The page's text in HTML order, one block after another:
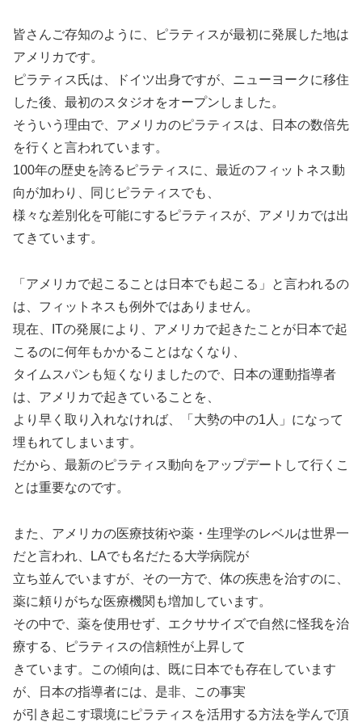
皆さんご存知のように、ピラティスが最初に発展した地は
アメリカです。
ピラティス氏は、ドイツ出身ですが、ニューヨークに移住
した後、最初のスタジオをオープンしました。
そういう理由で、アメリカのピラティスは、日本の数倍先
を行くと言われています。
100年の歴史を誇るピラティスに、最近のフィットネス動
向が加わり、同じピラティスでも、
様々な差別化を可能にするピラティスが、アメリカでは出
てきています。
「アメリカで起こることは日本でも起こる」と言われるの
は、フィットネスも例外ではありません。
現在、ITの発展により、アメリカで起きたことが日本で起
こるのに何年もかかることはなくなり、
タイムスパンも短くなりましたので、日本の運動指導者
は、アメリカで起きていることを、
より早く取り入れなければ、「大勢の中の1人」になって
埋もれてしまいます。
だから、最新のピラティス動向をアップデートして行くこ
とは重要なのです。
また、アメリカの医療技術や薬・生理学のレベルは世界一
だと言われ、LAでも名だたる大学病院が
立ち並んでいますが、その一方で、体の疾患を治すのに、
薬に頼りがちな医療機関も増加しています。
その中で、薬を使用せず、エクササイズで自然に怪我を治
療する、ピラティスの信頼性が上昇して
きています。この傾向は、既に日本でも存在しています
が、日本の指導者には、是非、この事実
が引き起こす環境にピラティスを活用する方法を学んで頂